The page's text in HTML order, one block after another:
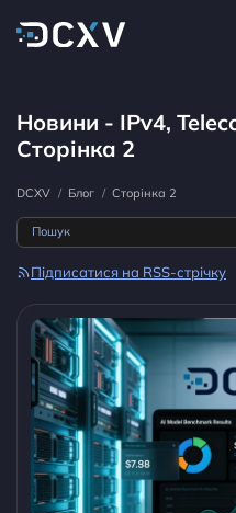
Новини - IPv4,
Сторінка 2
DCXV / Блог / Сторінка 2
Підписатися на RSS-стрічку